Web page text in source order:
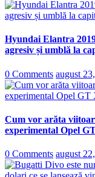
Hyundai Elantra
agresiv și umblă la
0 Comments august
Cum vor arăta
experimental Opel
0 Comments august